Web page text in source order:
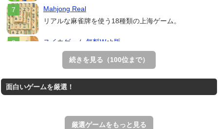
Mahjong Real
リアルな麻雀牌を使う18種類の上海ゲーム。
スイカゲーム 無料Web版
スイカゲームをスクラッチで再現した無料Web版。
王国を構築していく放置系のシミュレーションゲーム。
すべての矢印を画面外へ導くパズルゲーム。
続きを見る（100位まで）
面白いゲームを厳選！
厳選ゲームをもっと見る